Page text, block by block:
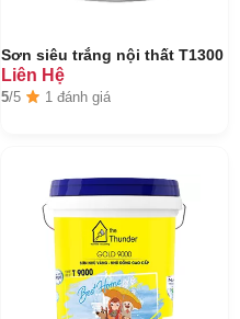
Sơn siêu trắng nội thất T1300
Liên Hệ
5/5 1 đánh giá